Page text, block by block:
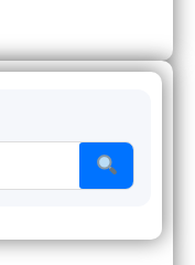
Tahun 2026